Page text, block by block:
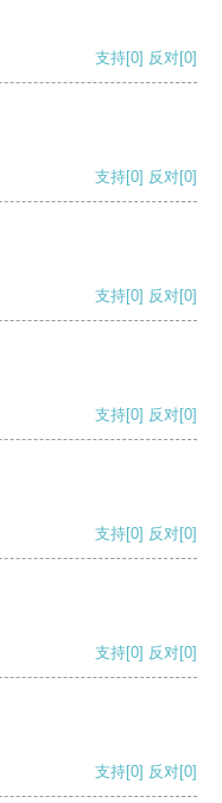
支持[0] 反对[0]
支持[0] 反对[0]
支持[0] 反对[0]
支持[0] 反对[0]
支持[0] 反对[0]
支持[0] 反对[0]
支持[0] 反对[0]